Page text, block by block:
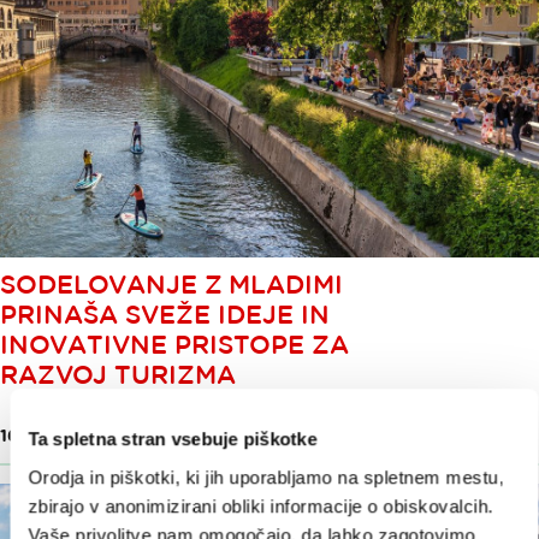
Ta spletna stran vsebuje piškotke
Orodja in piškotki, ki jih uporabljamo na spletnem mestu,
zbirajo v anonimizirani obliki informacije o obiskovalcih.
Vaše privolitve nam omogočajo, da lahko zagotovimo
SODELOVANJE Z MLADIMI
PRINAŠA SVEŽE IDEJE IN
INOVATIVNE PRISTOPE ZA
RAZVOJ TURIZMA
16. maj 2025